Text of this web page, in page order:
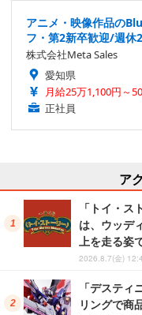
アニメ・映像作品の
フ・第2新卒歓迎/週休
株式会社Meta Sales
愛知県
月給25万1,100円～
正社員
ア
「トイ・ス
は、ウッデ
上を走る姿
2026.8.7(金)
「デスティ
リングで商